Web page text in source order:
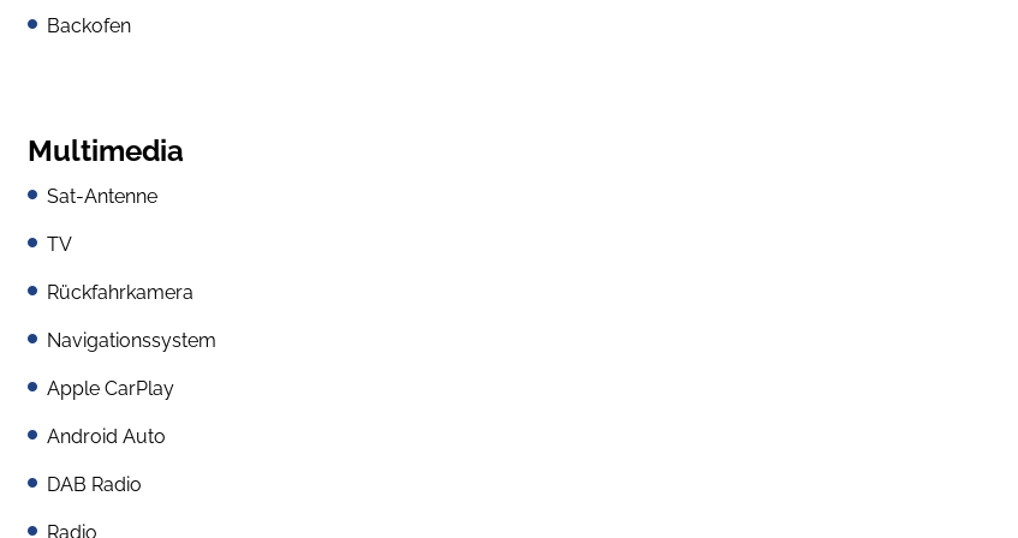
Backofen
Multimedia
Sat-Antenne
TV
Rückfahrkamera
Navigationssystem
Apple CarPlay
Android Auto
DAB Radio
Radio